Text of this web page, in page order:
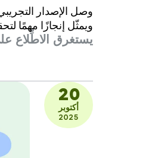
ويمثّل إنجازًا مهمًا
يستغرق الاطِّلاع على
20
أكتوبر
2025